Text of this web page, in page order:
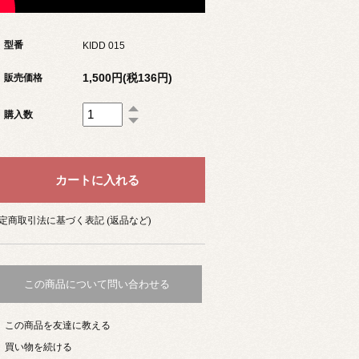
型番 KIDD 015
販売価格 1,500円(税136円)
購入数
商取引法に基づく表記 (返品など)
この商品について問い合わせる
この商品を友達に教える
買い物を続ける